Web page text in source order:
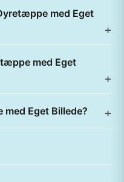
med Eget
med Eget
Eget Billede?